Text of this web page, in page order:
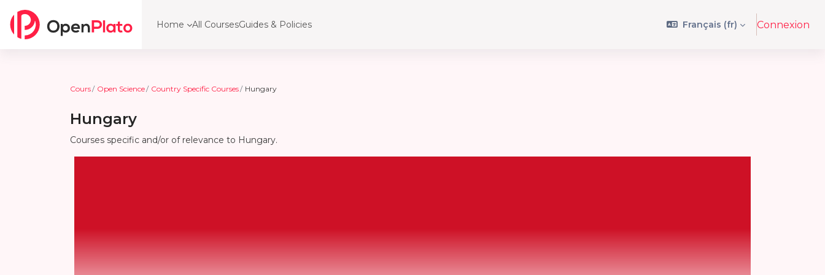
Passer au contenu principal
Home All CoursesGuides & Policies Français ‎(fr)‎ Connexion
Cours Open Science Country Specific Courses Hungary
Hungary
Courses specific and/or of relevance to Hungary.